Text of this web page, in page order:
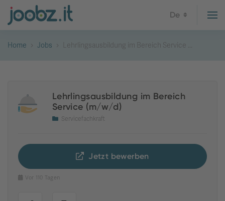
De
Home Jobs Lehrlingsausbildung im Bereich Service ...
Lehrlingsausbildung im Bereich
Service (m/w/d)
Servicefachkraft
Jetzt bewerben
Vor 110 Tagen